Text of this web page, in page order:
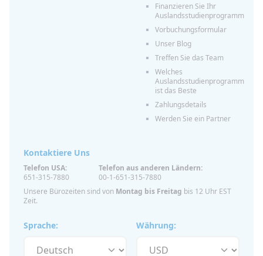
Finanzieren Sie Ihr
Auslandsstudienprogramm
Vorbuchungsformular
Unser Blog
Treffen Sie das Team
Welches
Auslandsstudienprogramm
ist das Beste
Zahlungsdetails
Werden Sie ein Partner
Sprache: Währung:
Kontaktiere Uns
Telefon USA:
651-315-7880
Telefon aus anderen Ländern:
00-1-651-315-7880
Unsere Bürozeiten sind von Montag bis Freitag bis 12 Uhr EST
Zeit.